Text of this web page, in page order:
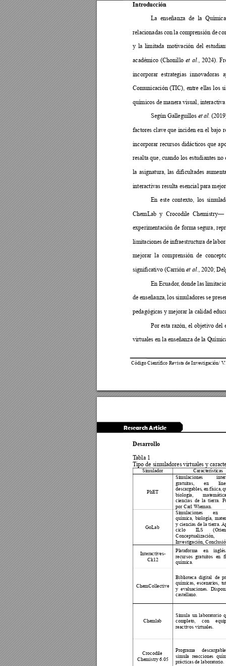
Código Científico Revista de Investigación/ V
Introducción
La enseñanza de la
relacionadas con la comprensión de c
y la limitada motivación del estud
académico (Chonillo et al. 2024).
incorporar estrategias innovadoras
Comunicación (TIC), entre ellas los
químicos de manera visual,
Según Galleguillos et al.
factores clave que inciden en el bajo
incorporar recursos didácticos que
resalta que, cuando los estudiantes no
la asignatura, las dificultades
interactivas resulta esencial para
En este contexto, los
ChemLab y Crocodile Chemistry—
experimentación de forma segura,
limitaciones de infraestructura de la
mejorar la comprensión de
significativo (Carrión et al. , 2020;
En Ecuador, donde las
de enseñanza, los simuladores se
pedagógicas y mejorar la calidad
Por esta razón, el objetivo del
virtuales en la enseñanza de la
Research Article
Desarrollo
Tabla 1
Tipo de simuladores virtuales y
Simulador Características
PhET
Simulaciones
gratuitas,
en
descargables, en física,
biología,
ciencias de la tierra.
por Carl Wieman.
GoLab
Simulaciones
en
química, biología,
y ciencias de la tierra.
ciclo
ILS
Conceptualización,
Investigación,
Interactives-
Ck12
Plataforma en
recursos gratuitos en
química.
ChemCollective
Biblioteca digital de
químicas, escenarios,
y evaluaciones.
castellano.
Chemlab
Simula un laboratorio
completo,
con
reactivos virtuales.
Crocodile
Chemistry 6.05
Programa
simula reacciones
prácticas de laboratorio.